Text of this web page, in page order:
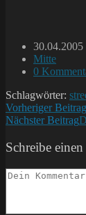
Beitrag
30.04.2005
Beitrags-
Kategorie:
Mitte
Beitrags-
0
Schlagwörter:
Weitere
Artikel
ansehen
Vorheriger Beitrag
Nächster Beitrag
Schreibe
Kommentieren